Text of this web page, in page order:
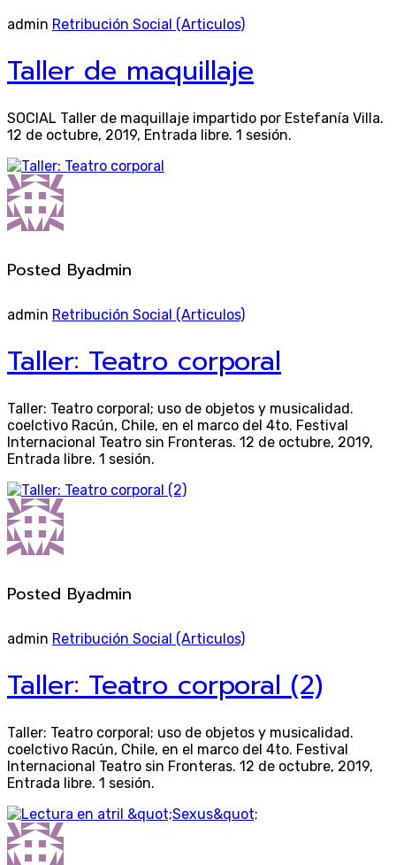
admin Retribución Social (Articulos)
Taller de maquillaje
SOCIAL Taller de maquillaje impartido por Estefanía Villa.
12 de octubre, 2019, Entrada libre. 1 sesión.
Posted Byadmin
admin Retribución Social (Articulos)
Taller: Teatro corporal
Taller: Teatro corporal; uso de objetos y musicalidad.
coelctivo Racún, Chile, en el marco del 4to. Festival
Internacional Teatro sin Fronteras. 12 de octubre, 2019,
Entrada libre. 1 sesión.
Posted Byadmin
admin Retribución Social (Articulos)
Taller: Teatro corporal (2)
Taller: Teatro corporal; uso de objetos y musicalidad.
coelctivo Racún, Chile, en el marco del 4to. Festival
Internacional Teatro sin Fronteras. 12 de octubre, 2019,
Entrada libre. 1 sesión.